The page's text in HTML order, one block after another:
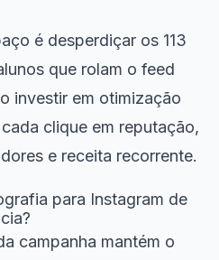
é desperdiçar os 113
que rolam o feed
investir em otimização
clique em reputação,
e receita recorrente.
para Instagram de
campanha mantém o